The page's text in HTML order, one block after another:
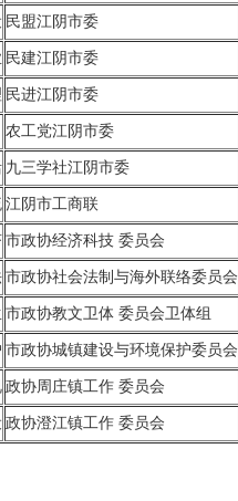
民盟江阴市委
民建江阴市委
民进江阴市委
农工党江阴市委
九三学社江阴市委
江阴市工商联
市政协经济科技 委员会
市政协社会法制与海外联络委员会
市政协教文卫体 委员会卫体组
市政协城镇建设与环境保护委员会
政协周庄镇工作 委员会
政协澄江镇工作 委员会